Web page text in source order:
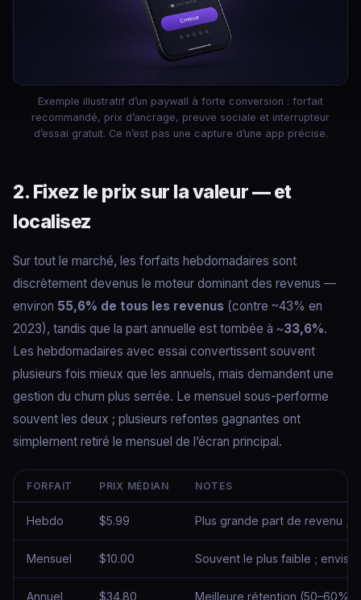
Exemple illustratif d’un paywall à forte conversion : forfait
recommandé, prix d’ancrage, preuve sociale et interrupteur
d’essai gratuit. Ce n’est pas une capture d’une app précise.
2. Fixez le prix sur la valeur — et
localisez
Sur tout le marché, les forfaits hebdomadaires sont
discrètement devenus le moteur dominant des revenus —
environ 55,6% de tous les revenus (contre ~43% en
2023), tandis que la part annuelle est tombée à ~33,6%.
Les hebdomadaires avec essai convertissent souvent
plusieurs fois mieux que les annuels, mais demandent une
gestion du churn plus serrée. Le mensuel sous-performe
souvent les deux ; plusieurs refontes gagnantes ont
simplement retiré le mensuel de l’écran principal.
FORFAIT PRIX MÉDIAN NOTES
Hebdo $5.99 Plus grande part de revenu ;
Mensuel $10.00 Souvent le plus faible ;
Annuel $34.80 Meilleure rétention (50–60%